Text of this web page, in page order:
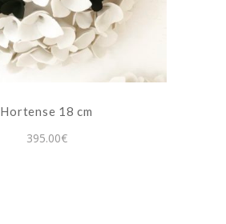
Hortense 18 cm
395.00€